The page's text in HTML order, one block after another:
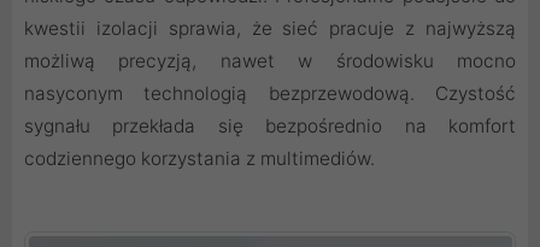
kwestii izolacji sprawia, że sieć pracuje z najwyższą
możliwą precyzją, nawet w środowisku mocno
nasyconym technologią bezprzewodową. Czystość
sygnału przekłada się bezpośrednio na komfort
codziennego korzystania z multimediów.